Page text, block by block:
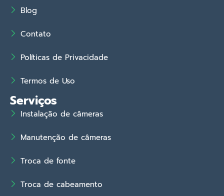
Blog
Contato
Políticas de Privacidade
Termos de Uso
Serviços
Instalação de câmeras
Manutenção de câmeras
Troca de fonte
Troca de cabeamento